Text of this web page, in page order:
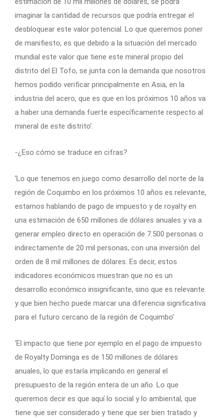
imaginar la cantidad de recursos que podría entregar el
desbloquear este valor potencial. Lo que queremos poner
de manifiesto, es que debido a la situación del mercado
mundial este valor que tiene este mineral propio del
distrito del El Tofo, se junta con la demanda que nosotros
hemos podido verificar principalmente en Asia, en la
industria del acero, que es que en los próximos 10 años va
a haber una demanda fuerte específicamente respecto al
mineral de este distrito’.
-¿Eso cómo se traduce en cifras?
‘Lo que tenemos en juego como desarrollo del norte de la
región de Coquimbo en los próximos 10 años es relevante,
estamos hablando de pago de impuesto y de royalty en
una estimación de 650 millones de dólares anuales y va a
generar empleo directo en operación de 7.500 personas o
indirectamente de 20 mil personas, con una inversión del
orden de 8 mil millones de dólares. Es decir, estos
indicadores económicos muestran que no es un
desarrollo económico insignificante, sino que es relevante
y que bien hecho puede marcar una diferencia significativa
para el futuro cercano de la región de Coquimbo’
‘El impacto que tiene por ejemplo en el pago de impuesto
de Royalty Dominga es de 150 millones de dólares
anuales, lo que estaría implicando en general el
presupuesto de la región entera de un año. Lo que
queremos decir es que aquí lo social y lo ambiental, que
tiene que ser considerado y tiene que ser bien tratado y